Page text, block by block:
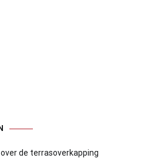
de terrasoverkapping